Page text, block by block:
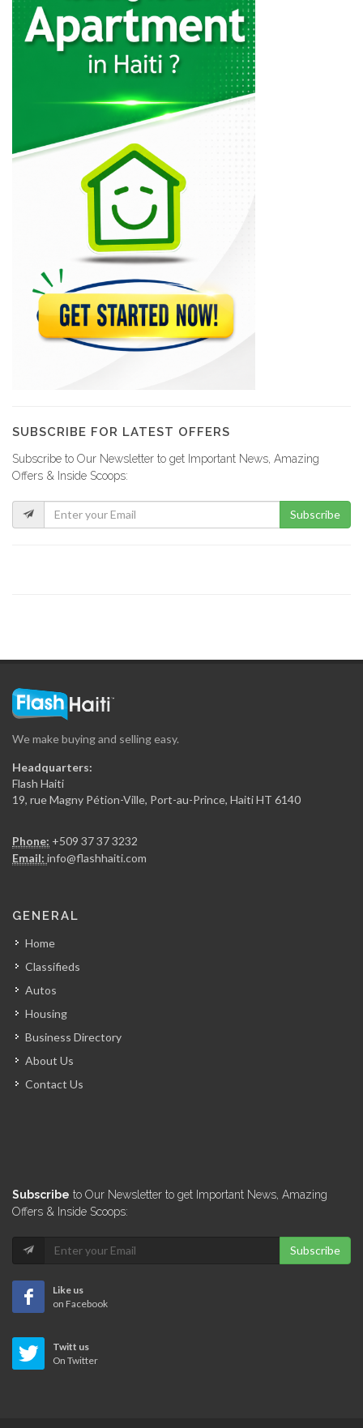
SUBSCRIBE FOR LATEST OFFERS
Subscribe to Our Newsletter to get Important News, Amazing
Offers & Inside Scoops:
Subscribe
We make buying and selling easy.
Headquarters:
Flash Haiti
19, rue Magny Pétion-Ville, Port-au-Prince, Haiti HT 6140
Phone: +509 37 37 3232
Email: info@flashhaiti.com
GENERAL
Home
Classifieds
Autos
Housing
Business Directory
About Us
Contact Us
Subscribe to Our Newsletter to get Important News, Amazing
Offers & Inside Scoops:
Subscribe
Like us
on Facebook
Twitt us
On Twitter